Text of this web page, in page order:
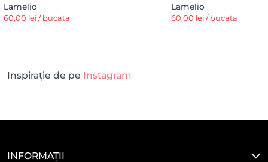
Lamelio
60,00 lei / bucata
Lamelio
60,00 lei / bucata
Inspirație de pe Instagram
INFORMAȚII